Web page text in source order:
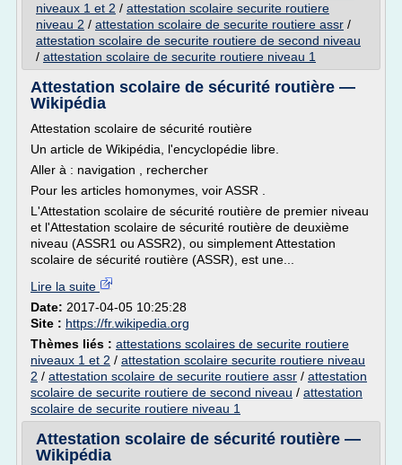
niveaux 1 et 2 / attestation scolaire securite routiere
niveau 2 / attestation scolaire de securite routiere assr /
attestation scolaire de securite routiere de second niveau
/ attestation scolaire de securite routiere niveau 1
Attestation scolaire de sécurité routière —
Wikipédia
Attestation scolaire de sécurité routière
Un article de Wikipédia, l'encyclopédie libre.
Aller à : navigation , rechercher
Pour les articles homonymes, voir ASSR .
L'Attestation scolaire de sécurité routière de premier niveau
et l'Attestation scolaire de sécurité routière de deuxième
niveau (ASSR1 ou ASSR2), ou simplement Attestation
scolaire de sécurité routière (ASSR), est une...
Lire la suite
Date: 2017-04-05 10:25:28
Site : https://fr.wikipedia.org
Thèmes liés : attestations scolaires de securite routiere
niveaux 1 et 2 / attestation scolaire securite routiere niveau
2 / attestation scolaire de securite routiere assr / attestation
scolaire de securite routiere de second niveau / attestation
scolaire de securite routiere niveau 1
Attestation scolaire de sécurité routière —
Wikipédia